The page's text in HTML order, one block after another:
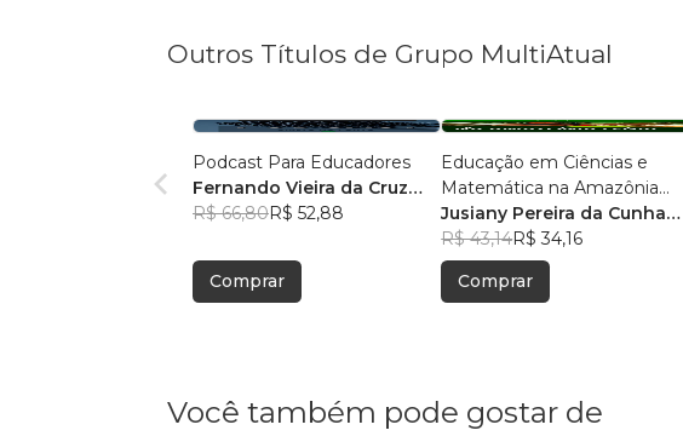
Outros Títulos de Grupo MultiAtual
Podcast Para Educadores
Fernando Vieira da Cruz
(Fernandinho Cruz)
R$ 66,80R$ 52,88
Comprar
Educação em Ciências e
Matemática na Amazônia
Legal: Pesquisas e Práticas
Pedagógicas
Jusiany Pereira da Cunha
dos Santos
R$ 43,14R$ 34,16
Comprar
Você também pode gostar de